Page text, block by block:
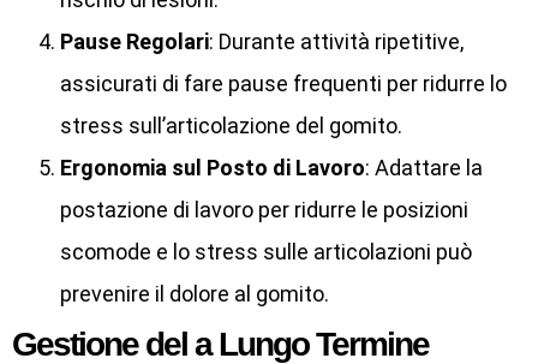
Pause Regolari: Durante attività ripetitive,
assicurati di fare pause frequenti per ridurre lo
stress sull’articolazione del gomito.
Ergonomia sul Posto di Lavoro: Adattare la
postazione di lavoro per ridurre le posizioni
scomode e lo stress sulle articolazioni può
prevenire il dolore al gomito.
Gestione del a Lungo Termine